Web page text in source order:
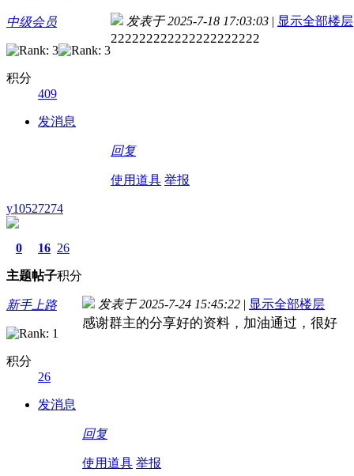
中级会员
积分
409
发消息
发表于 2025-7-18 17:03:03 | 显示全部楼层
222222222222222222222
回复
使用道具 举报
y10527274
0
主题
16
帖子
26
积分
新手上路
积分
26
发消息
发表于 2025-7-24 15:45:22 | 显示全部楼层
感谢群主的分享好的资料，加油通过，很好
回复
使用道具 举报